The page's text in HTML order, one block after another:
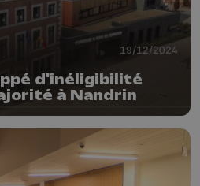
19/12/2024
d'inéligibilité
à Nandrin